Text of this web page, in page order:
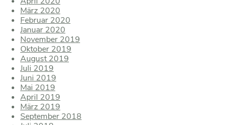
März 2020
Februar 2020
Januar 2020
November 2019
Oktober 2019
August 2019
Juli 2019
Juni 2019
Mai 2019
April 2019
März 2019
September 2018